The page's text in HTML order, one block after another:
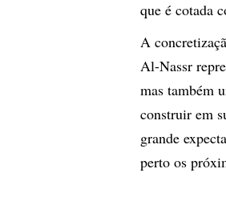
que é cotada
A
Al-Nassr
mas também
construir em
grande
perto os